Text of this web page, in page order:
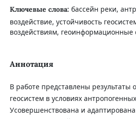
Ключевые слова: бассейн реки,
воздействие, устойчивость
воздействиям, геоинформационные
Аннотация
В работе представлены результаты
геосистем в условиях
Усовершенствована и